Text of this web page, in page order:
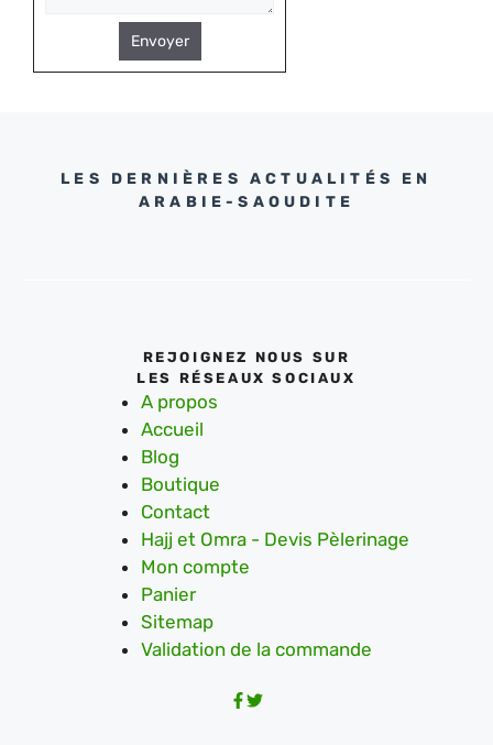
Envoyer
LES DERNIÈRES ACTUALITÉS EN
ARABIE-SAOUDITE
REJOIGNEZ NOUS SUR
LES RÉSEAUX SOCIAUX
A propos
Accueil
Blog
Boutique
Contact
Hajj et Omra - Devis Pèlerinage
Mon compte
Panier
Sitemap
Validation de la commande